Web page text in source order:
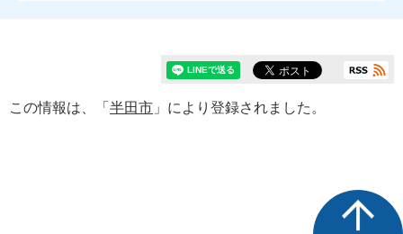
この情報は、「 半田市 」により登録されました。